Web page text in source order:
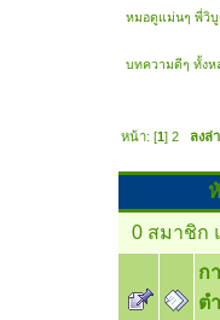
หมอดูแม่นๆ พี่วิบู
บทความดีๆ ทั้งห
หน้า: [1]2 ลงล่
0 สมาชิก
ก
ต